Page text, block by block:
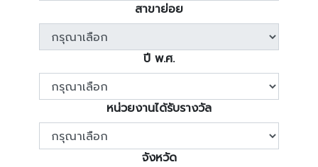
สาขาย่อย
ปี พ.ศ.
หน่วยงานได้รับรางวัล
จังหวัด